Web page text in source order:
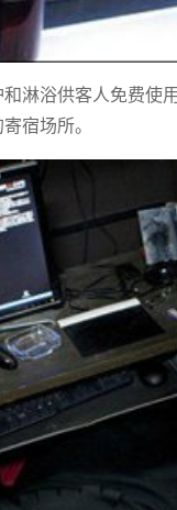
淋浴供客人免费
宿场所。